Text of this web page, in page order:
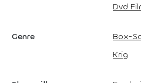
Dvd
Genre
Box-
Krig